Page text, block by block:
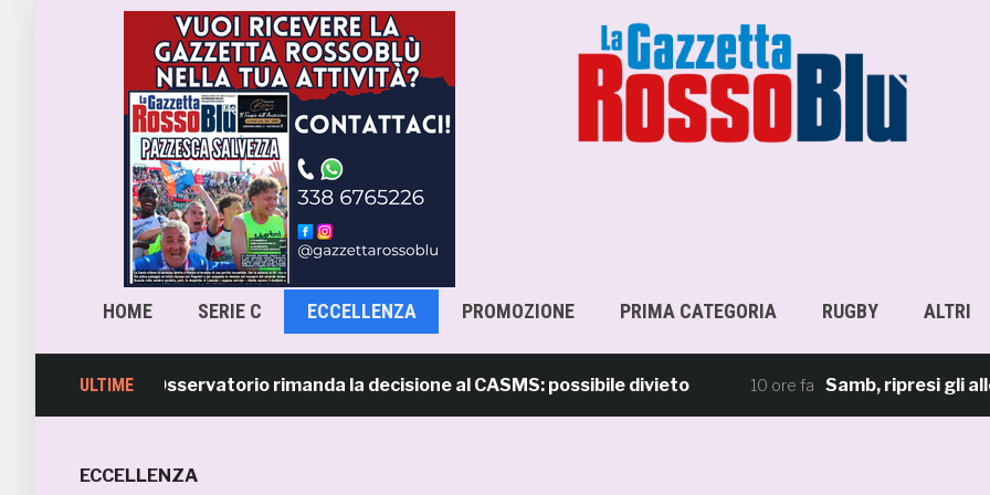
HOME SERIE C ECCELLENZA PROMOZIONE PRIMA CATEGORIA RUGBY ALTRI
ULTIME
Samb, l’Osservatorio rimanda la decisione al CASMS: possibile divieto 10 ore fa Samb, ripresi gli
ECCELLENZA